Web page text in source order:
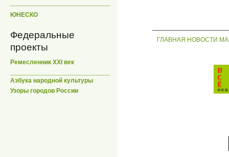
ЮНЕСКО
Федеральные
проекты
Ремесленник XXI век
Азбука народной культуры
Узоры городов России
ГЛАВНАЯ НОВОСТИ